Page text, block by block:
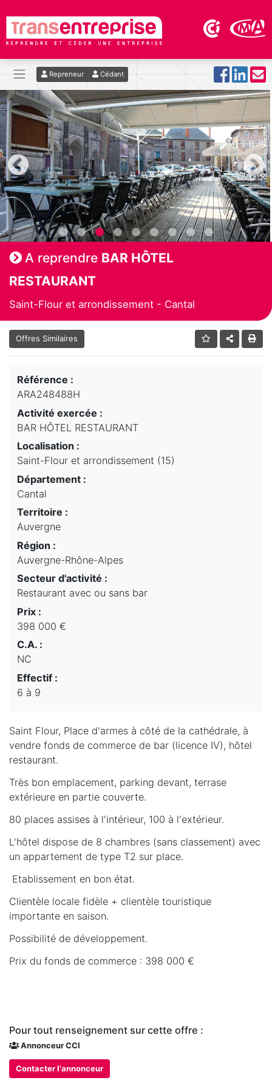
Repreneur Cédant
A reprendre BAR HÔTEL
RESTAURANT
Saint-Flour et arrondissement - Cantal
Offres Similaires
Référence :
ARA248488H
Activité exercée :
BAR HÔTEL RESTAURANT
Localisation :
Saint-Flour et arrondissement (15)
Département :
Cantal
Territoire :
Auvergne
Région :
Auvergne-Rhône-Alpes
Secteur d'activité :
Restaurant avec ou sans bar
Prix :
398 000 €
C.A. :
NC
Effectif :
6 à 9
Saint Flour, Place d'armes à côté de la cathédrale, à
vendre fonds de commerce de bar (licence IV), hôtel
restaurant.
Très bon emplacement, parking devant, terrase
extérieure en partie couverte.
80 places assises à l'intérieur, 100 à l'extérieur.
L'hôtel dispose de 8 chambres (sans classement) avec
un appartement de type T2 sur place.
Etablissement en bon état.
Clientèle locale fidèle + clientèle touristique
importante en saison.
Possibilité de développement.
Prix du fonds de commerce : 398 000 €
Pour tout renseignement sur cette offre :
Annonceur CCI
Contacter l'annonceur